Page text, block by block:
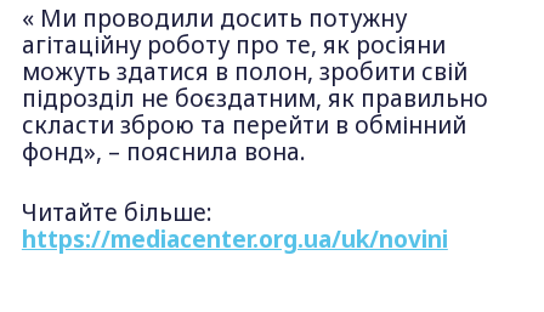
« Ми проводили досить потужну
агітаційну роботу про те, як росіяни
можуть здатися в полон, зробити свій
підрозділ не боєздатним, як правильно
скласти зброю та перейти в обмінний
фонд», – пояснила вона.
Читайте більше:
https://mediacenter.org.ua/uk/novini